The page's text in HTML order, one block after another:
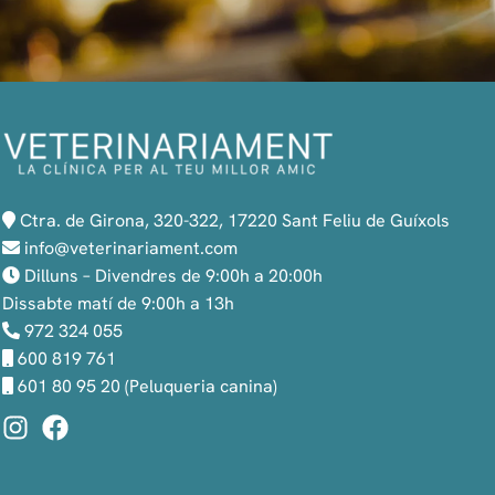
Ctra. de Girona, 320-322, 17220 Sant Feliu de Guíxols
info@veterinariament.com
Dilluns – Divendres de 9:00h a 20:00h
Dissabte matí de 9:00h a 13h
972 324 055
600 819 761
601 80 95 20 (Peluqueria canina)